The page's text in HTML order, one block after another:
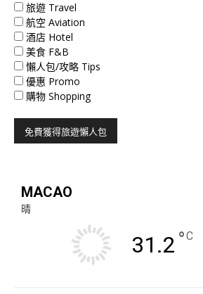
旅遊 Travel
航空 Aviation
酒店 Hotel
美食 F&B
懶人包/攻略 Tips
優惠 Promo
購物 Shopping
MACAO
晴
31.2 °C